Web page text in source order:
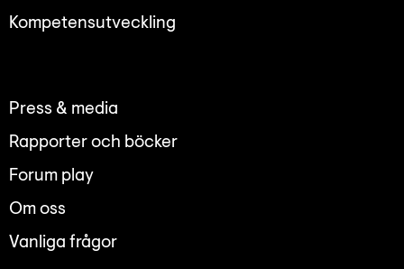
Kompetensutveckling
Press & media
Rapporter och böcker
Forum play
Om oss
Vanliga frågor